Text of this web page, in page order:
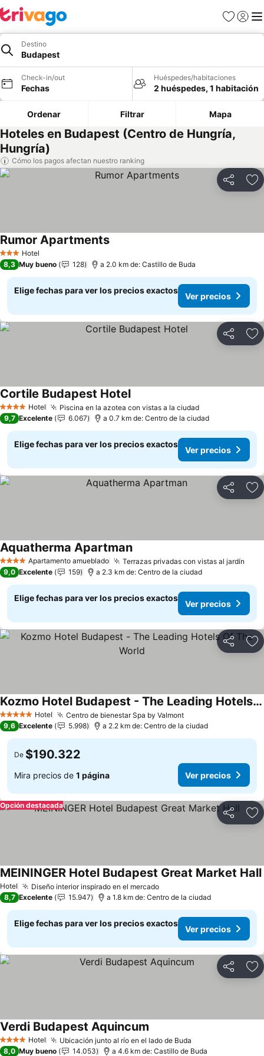
Favoritos
Iniciar
Destino
Budapest
Check-in/out
Fechas
Huéspedes/habitaciones
2 huéspedes, 1 habitación
Ordenar Filtrar Mapa
Hoteles en Budapest (Centro de Hungría,
Hungría)
Cómo los pagos afectan nuestro ranking
Compartir
3 Estrellas
Hotel
Rumor Apartments
8,3 Muy bueno 128 a 2.0 km de: Castillo de Buda
Elige fechas para ver los precios exactos
Ver precios
Compartir
4 EstrellasHotel Piscina en la azotea con vistas a la ciudad
Cortile Budapest Hotel
9,7 Excelente 6.067 a 0.7 km de: Centro de la ciudad
Elige fechas para ver los precios exactos
Ver precios
Compartir
4 EstrellasApartamento amueblado Terrazas privadas con vistas al jardín
Aquatherma Apartman
9,0 Excelente 159 a 2.3 km de: Centro de la ciudad
Elige fechas para ver los precios exactos
Ver precios
Compartir
5 Estrellas Hotel Centro de bienestar Spa by Valmont
Kozmo Hotel Budapest - The Leading Hotels Of The World
9,6 Excelente 5.998 a 2.2 km de: Centro de la ciudad
De $190.322
Mira precios de 1 página Ver precios
Compartir
Opción destacada
Hotel Diseño interior inspirado en el mercado
MEININGER Hotel Budapest Great Market Hall
8,7 Excelente 15.947 a 1.8 km de: Centro de la ciudad
Elige fechas para ver los precios exactos
Ver precios
Compartir
4 EstrellasHotel Ubicación junto al río en el lado de Buda
Verdi Budapest Aquincum
8,0 Muy bueno 14.053 a 4.6 km de: Castillo de Buda